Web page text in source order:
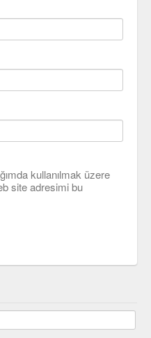
kullanılmak üzere
site adresimi bu